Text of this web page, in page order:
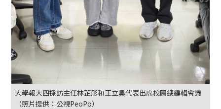
大學報大四採訪主任林芷彤和王立昊代表出席校園總編輯會議
（照片提供：公視PeoPo）